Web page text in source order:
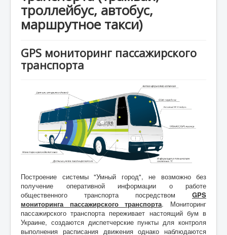
троллейбус, автобус,
маршрутное такси)
GPS мониторинг пассажирского
транспорта
Построение системы "Умный город", не возможно без
получение оперативной информации о работе
общественного транспорта посредством GPS
мониторинга пассажирского транспорта. Мониторинг
пассажирского транспорта переживает настоящий бум в
Украине, создаются диспетчерские пункты для контроля
выполнения расписания движения однако наблюдаются